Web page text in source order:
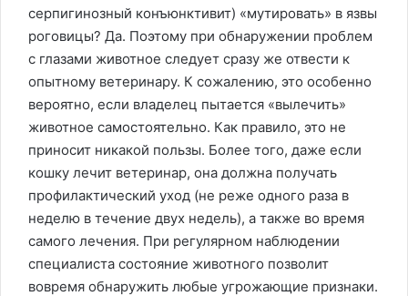
серпигинозный конъюнктивит) «мутировать» в язвы
роговицы? Да. Поэтому при обнаружении проблем
с глазами животное следует сразу же отвести к
опытному ветеринару. К сожалению, это особенно
вероятно, если владелец пытается «вылечить»
животное самостоятельно. Как правило, это не
приносит никакой пользы. Более того, даже если
кошку лечит ветеринар, она должна получать
профилактический уход (не реже одного раза в
неделю в течение двух недель), а также во время
самого лечения. При регулярном наблюдении
специалиста состояние животного позволит
вовремя обнаружить любые угрожающие признаки.